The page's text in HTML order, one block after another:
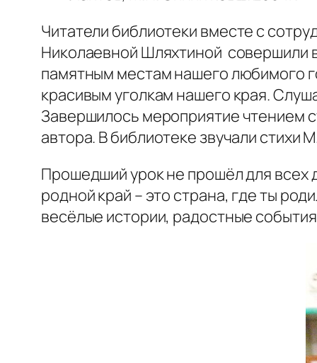
Читатели библиотеки вместе с
Николаевной Шляхтиной совершили
памятным местам нашего любимого
красивым уголкам нашего края.
Завершилось мероприятие чтением
автора. В библиотеке звучали
Прошедший урок не прошёл для всех
родной край – это страна, где ты
весёлые истории, радостные